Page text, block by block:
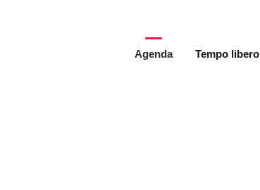
Agenda Tempo libero